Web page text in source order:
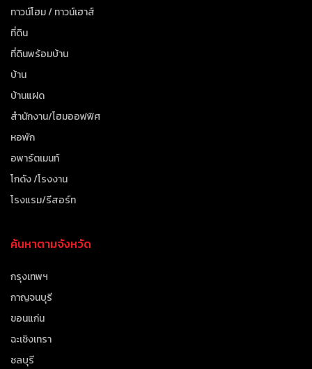
ทาวน์โฮม / ทาวน์เฮาส์
ที่ดิน
ที่ดินพร้อมบ้าน
บ้าน
บ้านแฝด
สำนักงาน/โฮมออฟฟิศ
หอพัก
อพาร์ตเมนท์
โกดัง /โรงงาน
โรงแรม/รีสอร์ท
ค้นหาตามจังหวัด
กรุงเทพฯ
กาญจนบุรี
ขอนแก่น
ฉะเชิงเทรา
ชลบุรี